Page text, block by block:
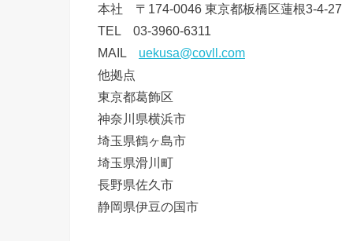
本社 〒174-0046 東京都板橋区蓮根3-4-27
TEL 03-3960-6311
MAIL uekusa@covll.com
他拠点
東京都葛飾区
神奈川県横浜市
埼玉県鶴ヶ島市
埼玉県滑川町
長野県佐久市
静岡県伊豆の国市